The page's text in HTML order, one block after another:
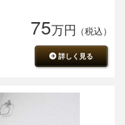
75万円 （税込）
詳しく見る